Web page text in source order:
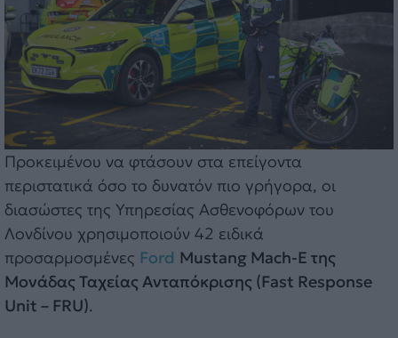
Προκειμένου να φτάσουν στα επείγοντα
περιστατικά όσο το δυνατόν πιο γρήγορα, οι
διασώστες της Υπηρεσίας Ασθενοφόρων του
Λονδίνου χρησιμοποιούν 42 ειδικά
προσαρμοσμένες Ford Mustang Mach-E της
Μονάδας Ταχείας Ανταπόκρισης (Fast Response
Unit – FRU).